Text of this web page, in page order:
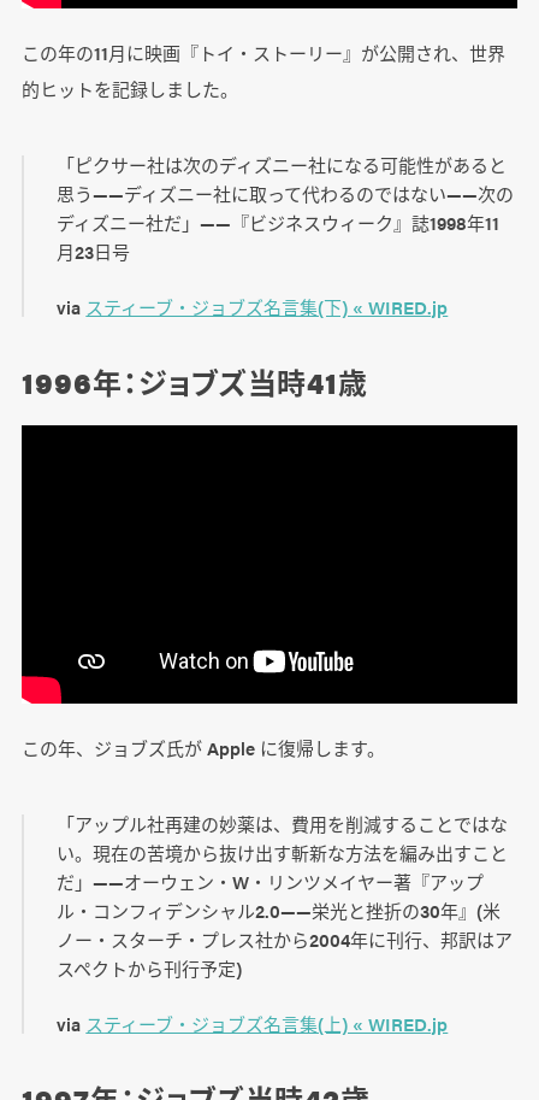
この年の11月に映画『トイ・ストーリー』が公開され、世界
的ヒットを記録しました。
「ピクサー社は次のディズニー社になる可能性があると
思う――ディズニー社に取って代わるのではない――次の
ディズニー社だ」――『ビジネスウィーク』誌1998年11
月23日号
via スティーブ・ジョブズ名言集(下) « WIRED.jp
1996年：ジョブズ当時41歳
この年、ジョブズ氏が Apple に復帰します。
「アップル社再建の妙薬は、費用を削減することではな
い。現在の苦境から抜け出す斬新な方法を編み出すこと
だ」――オーウェン・W・リンツメイヤー著『アップ
ル・コンフィデンシャル2.0――栄光と挫折の30年』(米
ノー・スターチ・プレス社から2004年に刊行、邦訳はア
スペクトから刊行予定)
via スティーブ・ジョブズ名言集(上) « WIRED.jp